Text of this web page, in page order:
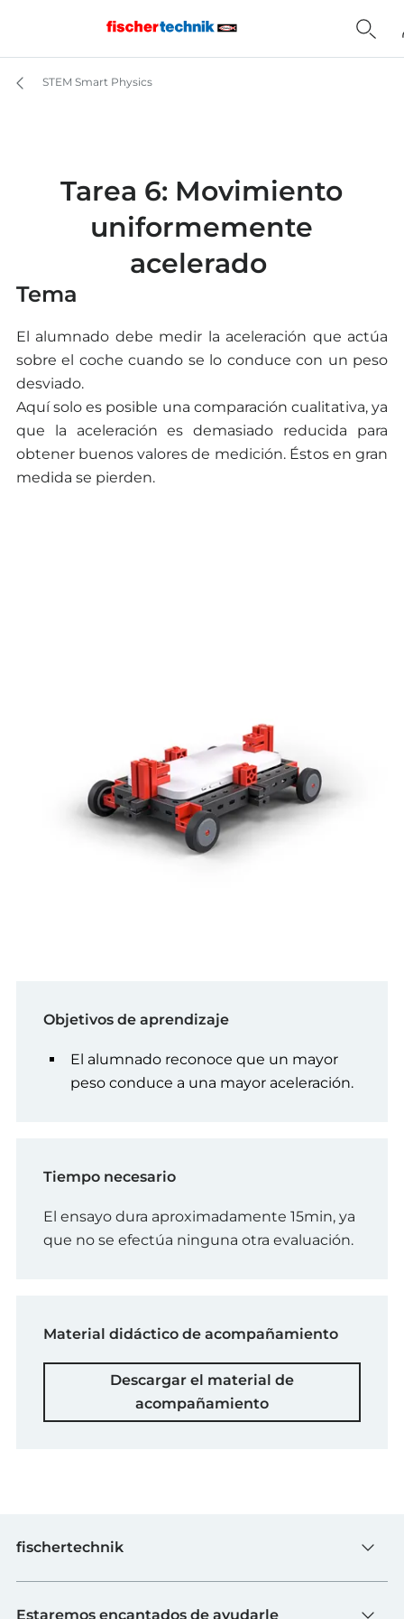
STEM Smart Physics
Tarea 6: Movimiento
uniformemente
acelerado
Tema
El alumnado debe medir la aceleración que actúa
sobre el coche cuando se lo conduce con un peso
desviado.
Aquí solo es posible una comparación cualitativa, ya
que la aceleración es demasiado reducida para
obtener buenos valores de medición. Éstos en gran
medida se pierden.
Objetivos de aprendizaje
El alumnado reconoce que un mayor
peso conduce a una mayor aceleración.
Tiempo necesario
El ensayo dura aproximadamente 15min, ya
que no se efectúa ninguna otra evaluación.
Material didáctico de acompañamiento
Descargar el material de
acompañamiento
fischertechnik
Estaremos encantados de ayudarle